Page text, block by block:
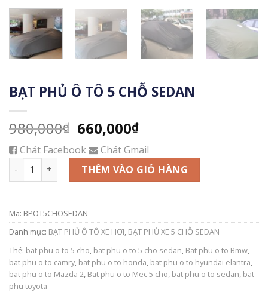
BẠT PHỦ Ô TÔ 5 CHỖ SEDAN
980,000₫ Giá
gốc
là:
980,000₫.
660,000₫Giá
hiện
tại
là:
660,000₫.
Chát Facebook Chát Gmail
BẠT PHỦ Ô TÔ 5 CHỖ SEDAN số lượng
THÊM VÀO GIỎ HÀNG
Mã: BPOT5CHOSEDAN
Danh mục: BẠT PHỦ Ô TÔ XE HƠI, BẠT PHỦ XE 5 CHỖ SEDAN
Thẻ: bat phu o to 5 cho, bat phu o to 5 cho sedan, Bat phu o to Bmw,
bat phu o to camry, bat phu o to honda, bat phu o to hyundai elantra,
bat phu o to Mazda 2, Bat phu o to Mec 5 cho, bat phu o to sedan, bat
phu toyota